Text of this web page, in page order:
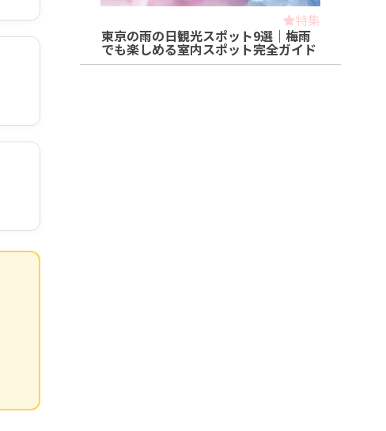
特集
東京の雨の日観光スポット9選｜梅雨
でも楽しめる室内スポット完全ガイド